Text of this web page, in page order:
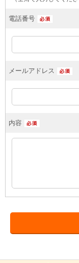
電話番号
メールアドレス
内容